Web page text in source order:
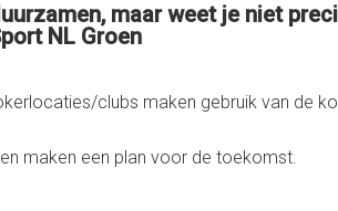
maar weet je niet
NL Groen
clubs maken gebruik van de
maken een plan voor de toekomst.